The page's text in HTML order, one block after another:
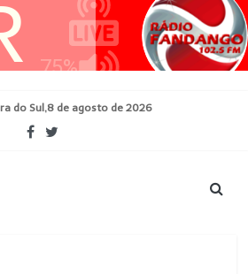
do Sul,8 de agosto de 2026